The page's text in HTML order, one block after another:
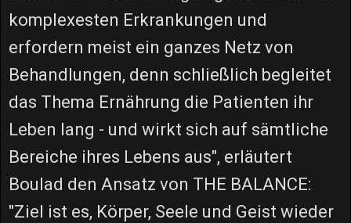
komplexesten Erkrankungen und
erfordern meist ein ganzes Netz von
Behandlungen, denn schließlich begleitet
das Thema Ernährung die Patienten ihr
Leben lang - und wirkt sich auf sämtliche
Bereiche ihres Lebens aus", erläutert
Boulad den Ansatz von THE BALANCE:
"Ziel ist es, Körper, Seele und Geist wieder